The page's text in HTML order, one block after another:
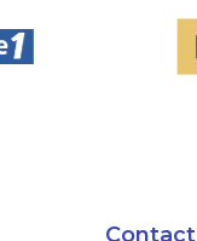
Contact